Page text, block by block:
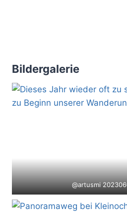
Bildergalerie
@artusmi